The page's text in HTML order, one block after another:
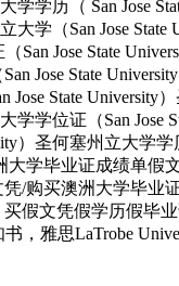
大学学历（ San Jose
大学（San Jose
San Jose State
Jose State
State University
大学学位证（San
）圣何塞州立大学
学毕业证成绩单假
/购买澳洲大学毕业
假文凭假学历假毕
，雅思LaTrobe